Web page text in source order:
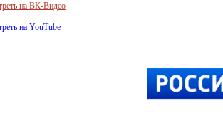
на ВК-Видео
на YouTube